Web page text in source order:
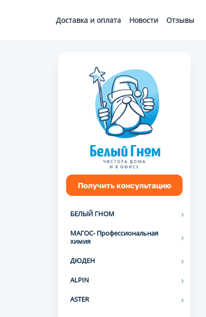
Доставка и оплата Новости Отзывы
Получить консультацию
БЕЛЫЙ ГНОМ
МАГОС- Профессиональная
химия
ДЮДЕН
ALPIN
ASTER